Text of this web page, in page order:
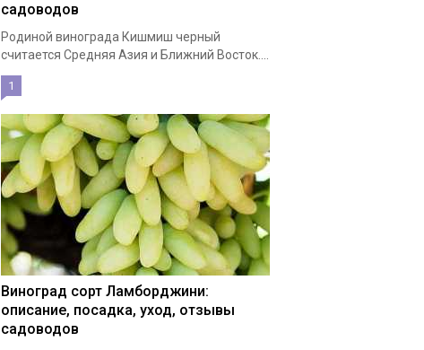
садоводов
Родиной винограда Кишмиш черный
считается Средняя Азия и Ближний Восток....
1
Виноград сорт Ламборджини:
описание, посадка, уход, отзывы
садоводов